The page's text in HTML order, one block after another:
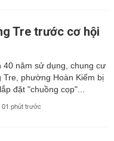
Tre trước cơ hội
40 năm sử dụng, chung cư
Tre, phường Hoàn Kiếm bị
đặt "chuồng cọp"...
01 phút trước